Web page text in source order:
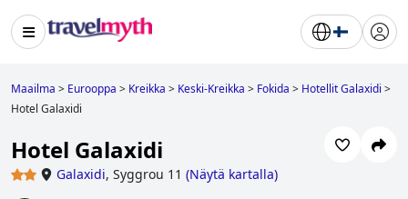
Maailma > Eurooppa > Kreikka > Keski-Kreikka > Fokida > Hotellit Galaxidi >
Hotel Galaxidi
Hotel Galaxidi
Galaxidi, Syggrou 11 (Näytä kartalla)